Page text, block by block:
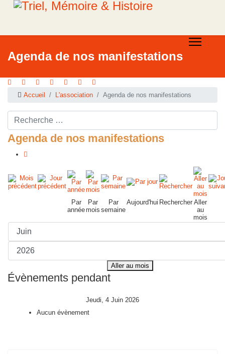
Agenda de nos manifestations
Accueil L'association Agenda de nos manifestations
Rechercher ...
Agenda de nos manifestations
Par
année
Par
mois
Par
semaine
Aujourd'hui Rechercher Aller
au
mois
Aller au mois
Évènements pendant
Jeudi, 4 Juin 2026
Aucun évènement